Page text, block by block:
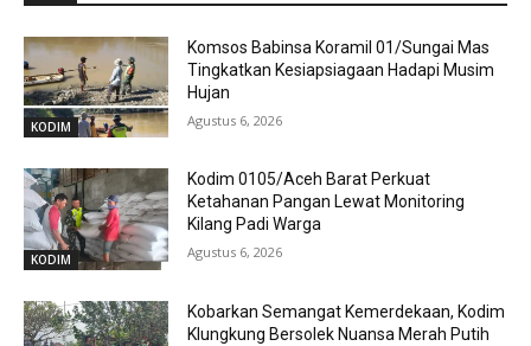
KODIM
Komsos Babinsa Koramil 01/Sungai Mas
Tingkatkan Kesiapsiagaan Hadapi Musim
Hujan
Agustus 6, 2026
KODIM
Kodim 0105/Aceh Barat Perkuat
Ketahanan Pangan Lewat Monitoring
Kilang Padi Warga
Agustus 6, 2026
Kobarkan Semangat Kemerdekaan, Kodim
Klungkung Bersolek Nuansa Merah Putih